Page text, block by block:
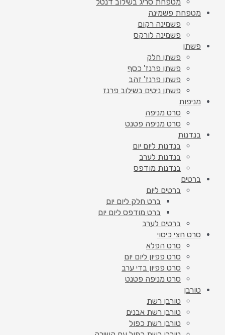
מטפחת פשמינה
פשמינה רקום
פשמינה לורקס
פשתן
פשתן חלק
פשתן פרנז' כסף
פשתן פרנז' זהב
פשתן ניטים בשילוב פרנז
מניפות
סרט מניפה
סרט מניפה פטנט
בנדנות
בנדנות ליום יום
בנדנות לערב
בנדנות מודפס
ברטים
ברטים ליום
ברט חלק ליום יום
ברט מודפס ליום יום
ברטים לערב
סרט חצי כיסוי
סרט הפלא
סרט פפיון ליום יום
סרט פפיון בדי ערב
סרט מניפה פטנט
טורבן
טורבן רשת
טורבן רשת אבנים
טורבן רשת כפול